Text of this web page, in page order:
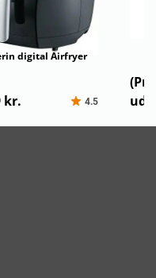
digital Airfryer
kr. 4.5